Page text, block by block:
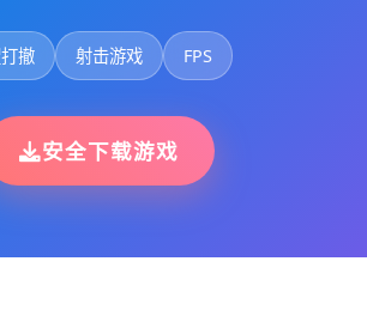
撤 射击游戏 FPS
安全下载游戏